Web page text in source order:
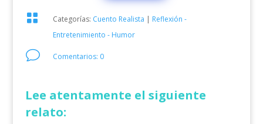
 Categorías: Cuento Realista | Reflexión -
Entretenimiento - Humor
v Comentarios: 0
Lee atentamente el siguiente
relato: